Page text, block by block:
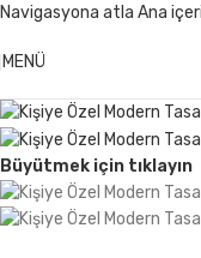
Navigasyona atla Ana
MENÜ
Büyütmek için tıklayın